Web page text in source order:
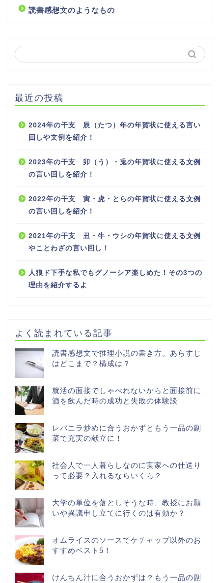
読書感想文のようなもの
最近の投稿
2024年の干支 辰（たつ）年の年賀状に使える言い
回しや文例を紹介！
2023年の干支 卯（う）・兎の年賀状に使える文例
の言い回しを紹介！
2022年の干支 寅・虎・とらの年賀状に使える文例
の言い回しを紹介！
2021年の干支 丑・牛・ウシの年賀状に使える文例
やことわざの言い回し！
人狼ド下手な私でもグノーシア楽しめた！その3つの
理由を紹介するよ
よく読まれている記事
読書感想文で推理小説の書き方。あらすじ
はどこまで？構成は？
就活の面接でしゃべれないからと面接前に
酒を飲んだ時の成功と失敗の体験談
レバニラ炒めに合うおかずともう一品の副
菜で充実の献立に！
社会人で一人暮らしなのに実家への仕送り
って必要？入れるならいくら？
大学の単位を落としそうな時、教授にお願
いや異議申し立てに行くのは有効か？
オムライスのソースでケチャップ以外のお
すすめベスト5！
けんちん汁に合うおかずは？もう一品の副